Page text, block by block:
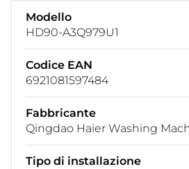
Modello
HD90-A3Q979U1
Codice EAN
6921081597484
Fabbricante
Qingdao Haier Washing
Tipo di installazione